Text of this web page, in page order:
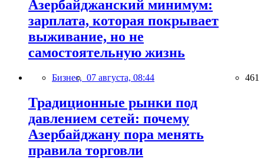
Азербайджанский минимум:
зарплата, которая покрывает
выживание, но не
самостоятельную жизнь
Бизнес, 07 августа, 08:44 461
Традиционные рынки под
давлением сетей: почему
Азербайджану пора менять
правила торговли